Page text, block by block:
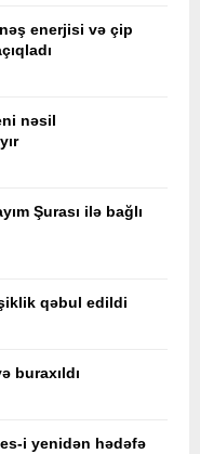
enerjisi və çip
nəsil
Şurası ilə bağlı
qəbul edildi
buraxıldı
i yenidən hədəfə